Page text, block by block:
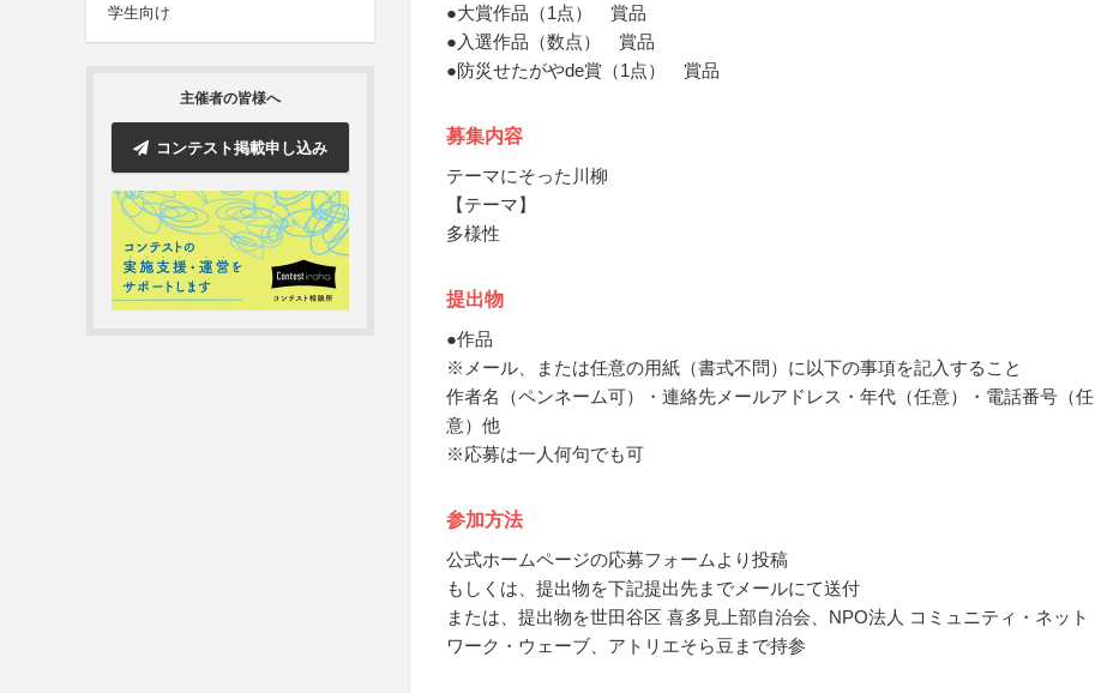
学生向け
主催者の皆様へ
コンテスト掲載申し込み
●大賞作品（1点） 賞品
●入選作品（数点） 賞品
●防災せたがやde賞（1点） 賞品
募集内容
テーマにそった川柳
【テーマ】
多様性
提出物
●作品
※メール、または任意の用紙（書式不問）に以下の事項を記入すること
作者名（ペンネーム可）・連絡先メールアドレス・年代（任意）・電話番号（任
意）他
※応募は一人何句でも可
参加方法
公式ホームページの応募フォームより投稿
もしくは、提出物を下記提出先までメールにて送付
または、提出物を世田谷区 喜多見上部自治会、NPO法人 コミュニティ・ネット
ワーク・ウェーブ、アトリエそら豆まで持参